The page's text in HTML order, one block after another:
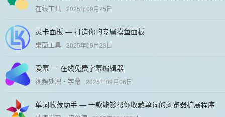
在线工具 2025年09月25日
灵卡面板 — 打造你的专属摸鱼面板
桌面工具 2025年09月23日
爱幕 — 在线免费字幕编辑器
视频处理 字幕 2025年09月06日
单词收藏助手 — 一款能够帮你收藏单词的浏览器扩展程序